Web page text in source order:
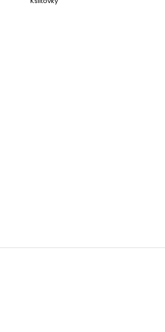
MOTOCYKLOVÉ RUKAVICE ROD ŽLUTÉ